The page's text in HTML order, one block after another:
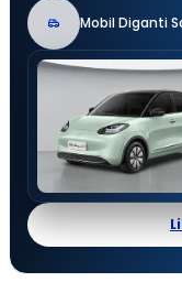
Mobil Diganti